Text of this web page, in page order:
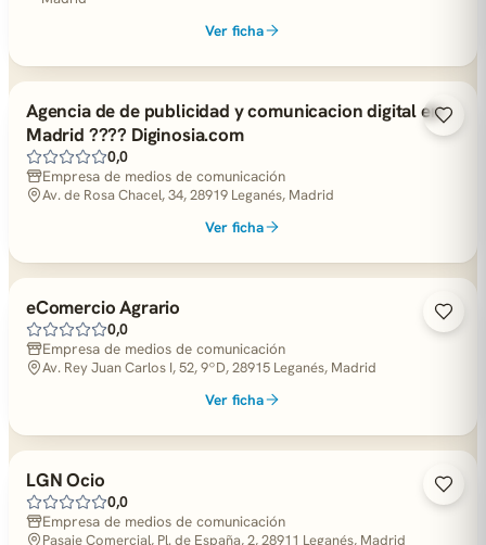
Ver ficha
Agencia de de publicidad y comunicacion digital en
Madrid ???? Diginosia.com
0,0
Empresa de medios de comunicación
Av. de Rosa Chacel, 34, 28919 Leganés, Madrid
Ver ficha
eComercio Agrario
0,0
Empresa de medios de comunicación
Av. Rey Juan Carlos I, 52, 9ºD, 28915 Leganés, Madrid
Ver ficha
LGN Ocio
0,0
Empresa de medios de comunicación
Pasaje Comercial, Pl. de España, 2, 28911 Leganés, Madrid